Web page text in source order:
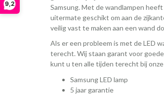
9,2
Samsung. Met de wandlampen
uitermate geschikt om aan de
veilig vast te maken aan een wand
Als er een probleem is met de LED
terecht. Wij staan garant voor
kunt u ten alle tijden terecht bij
Samsung LED lamp
5 jaar garantie